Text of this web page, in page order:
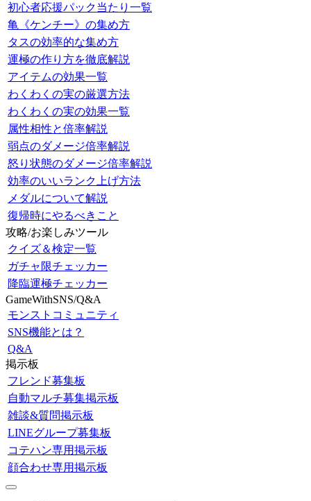
初心者応援パック当たり一覧
亀《ケンチー》の集め方
タスの効率的な集め方
運極の作り方を徹底解説
アイテムの効果一覧
わくわくの実の厳選方法
わくわくの実の効果一覧
属性相性と倍率解説
弱点のダメージ倍率解説
怒り状態のダメージ倍率解説
効率のいいランク上げ方法
メダルについて解説
復帰時にやるべきこと
攻略/お楽しみツール
クイズ＆検定一覧
ガチャ限チェッカー
降臨運極チェッカー
GameWithSNS/Q&A
モンストコミュニティ
SNS機能とは？
Q&A
掲示板
フレンド募集板
自動マルチ募集掲示板
雑談&質問掲示板
LINEグループ募集板
コテハン専用掲示板
顔合わせ専用掲示板